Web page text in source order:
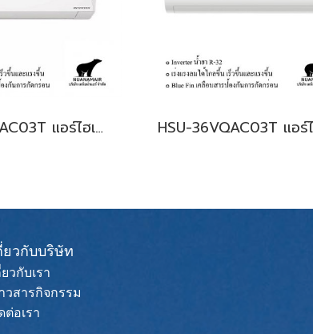
HSU-12VQAC03T แอร์ไฮเออร์ อินเวอร์เตอร์ น้ำยา R-32 12,300 BTU. (Haier Inverter New 2024) พร้อมบริการติดตั้ง
ยวกับบริษัท
ยวกับเรา
วสารกิจกรรม
ต่อเรา